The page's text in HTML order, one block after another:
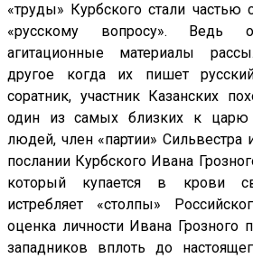
«труды» Курбского стали частью
«русскому вопросу». Ведь
агитационные материалы
другое когда их пишет
соратник, участник Казанских
один из самых близких к царю
людей, член «партии»
послании Курбского Ивана
который купается в крови
истребляет «столпы»
оценка личности Ивана Грозного
западников вплоть до